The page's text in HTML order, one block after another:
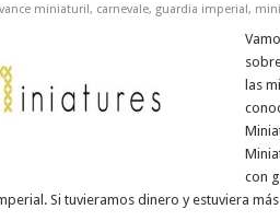
miniaturil, carnevale, guardia imperial,
las
con
Si tuvieramos dinero y estuviera más